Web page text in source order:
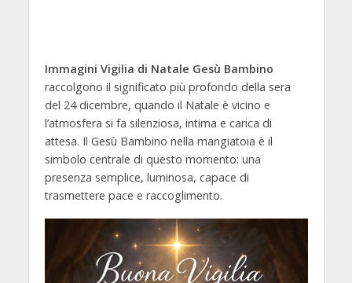
Immagini Vigilia di Natale Gesù Bambino
raccolgono il significato più profondo della sera
del 24 dicembre, quando il Natale è vicino e
l’atmosfera si fa silenziosa, intima e carica di
attesa. Il Gesù Bambino nella mangiatoia è il
simbolo centrale di questo momento: una
presenza semplice, luminosa, capace di
trasmettere pace e raccoglimento.